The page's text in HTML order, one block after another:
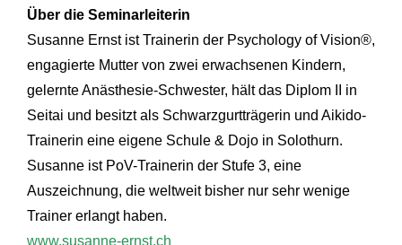
Über die Seminarleiterin
Susanne Ernst ist Trainerin der Psychology of Vision®,
engagierte Mutter von zwei erwachsenen Kindern,
gelernte Anästhesie-Schwester, hält das Diplom II in
Seitai und besitzt als Schwarzgurtträgerin und Aikido-
Trainerin eine eigene Schule & Dojo in Solothurn.
Susanne ist PoV-Trainerin der Stufe 3, eine
Auszeichnung, die weltweit bisher nur sehr wenige
Trainer erlangt haben.
www.susanne-ernst.ch